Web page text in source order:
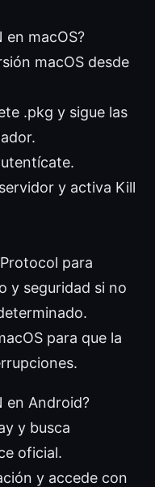
en macOS?
macOS desde
.pkg y sigue las
y activa Kill
para
y seguridad si no
para que la
en Android?
y busca
oficial.
y accede con